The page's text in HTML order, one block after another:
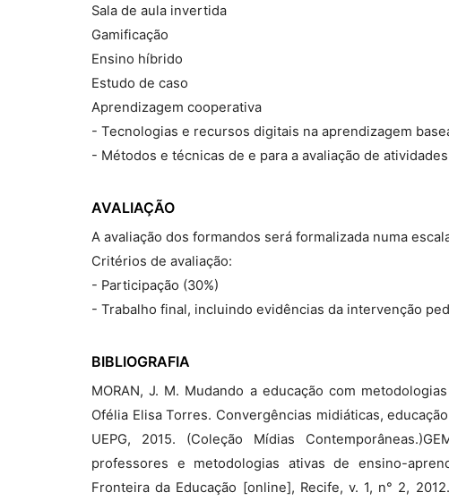
Sala de aula invertida
Gamificação
Ensino híbrido
Estudo de caso
Aprendizagem cooperativa
- Tecnologias e recursos digitais na aprendizagem
- Métodos e técnicas de e para a avaliação de
AVALIAÇÃO
A avaliação dos formandos será formalizada numa
Critérios de avaliação:
- Participação (30%)
- Trabalho final, incluindo evidências da intervenção
BIBLIOGRAFIA
MORAN, J. M. Mudando a educação com
Ofélia Elisa Torres. Convergências midiáticas,
UEPG, 2015. (Coleção Mídias
professores e metodologias ativas de ensino-
Fronteira da Educação [online], Recife, v. 1, n° 2,